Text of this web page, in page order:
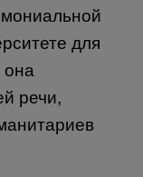
для
она
речи,